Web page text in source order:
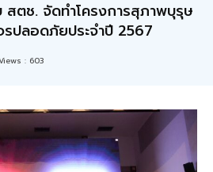
ตช. จัดทำโครงการสุภาพบุรุษ
ปลอดภัยประจำปี 2567
: 603